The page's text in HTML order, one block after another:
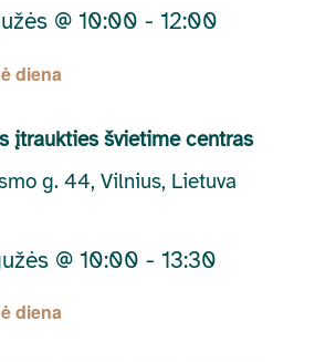
diena
@ 10:00 - 12:00
įtraukties švietime centras
g. 44, Vilnius, Lietuva
diena
@ 10:00 - 13:30